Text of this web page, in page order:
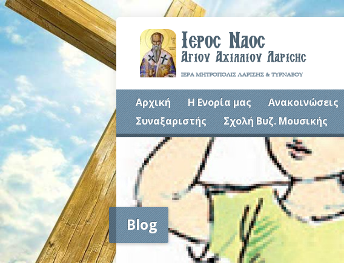
Αρχική Η Ενορία μας Ανακοινώσεις
Συναξαριστής
Σχολή Βυζ. Μουσικής
Blog